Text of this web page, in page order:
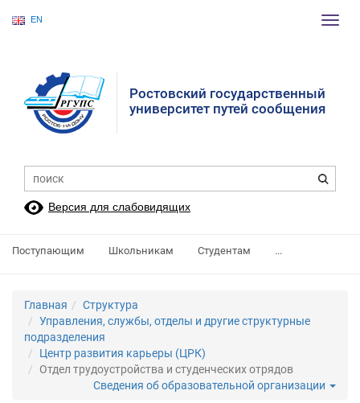
EN
Ростовский государственный
университет путей сообщения
Версия для слабовидящих
Поступающим Школьникам Студентам ...
Главная
Структура
Управления, службы, отделы и другие структурные
подразделения
Центр развития карьеры (ЦРК)
Отдел трудоустройства и студенческих отрядов
Сведения об образовательной организации